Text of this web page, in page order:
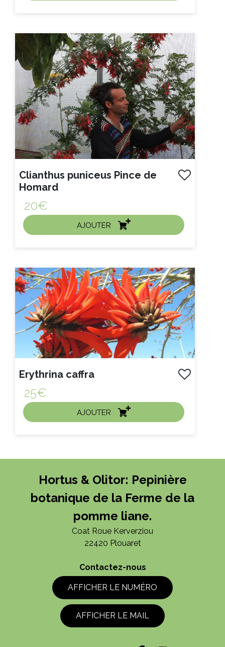
ACHAT EXPRESS
Litre :
Previous Next
Clianthus puniceus Pince de
Homard
20€
AJOUTER
ACHAT EXPRESS
litre :
Erythrina caffra
25€
AJOUTER
Litre :Hortus & Olitor: Pepinière
botanique de la Ferme de la
pomme liane.
Coat Roue Kerverziou
22420 Plouaret
Contactez-nous
AFFICHER LE NUMÉRO
AFFICHER LE MAIL